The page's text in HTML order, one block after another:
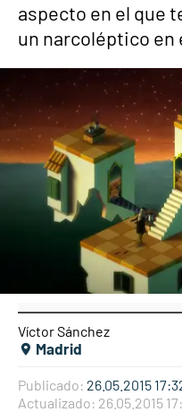
aspecto en el que
un narcoléptico en
Víctor Sánchez
Madrid
Publicado: 26.05.2015
Actualizado: 26.05.2015